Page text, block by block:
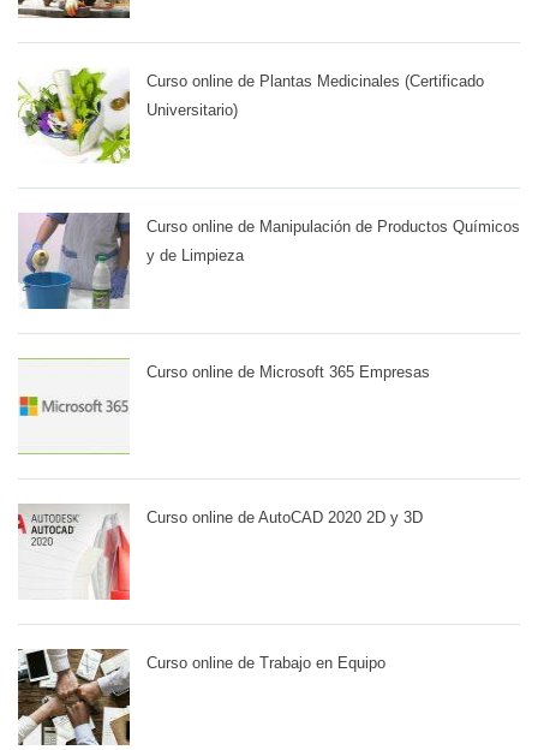
Curso online de Plantas Medicinales (Certificado
Universitario)
Curso online de Manipulación de Productos Químicos
y de Limpieza
Curso online de Microsoft 365 Empresas
Curso online de AutoCAD 2020 2D y 3D
Curso online de Trabajo en Equipo